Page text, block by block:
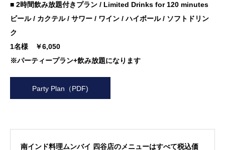
■ 2時間飲み放題付きプラン / Limited Drinks for 120 minutes
ビール / カクテル / サワー / ワイン / ハイボール / ソフトドリン
ク
1名様 ￥6,050
※パーティープラン+飲み放題になります
Party Plan（PDF)
南インド料理ムンバイ 四谷店のメニューはすべて税込価